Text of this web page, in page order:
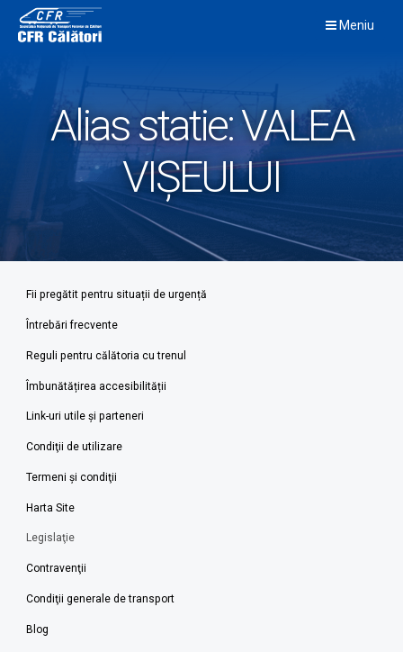
content
Meniu
Alias statie:VALEA
VIȘEULUI
Fii pregătit pentru situații de urgență
Întrebări frecvente
Reguli pentru călătoria cu trenul
Îmbunătățirea accesibilității
Link-uri utile şi parteneri
Condiţii de utilizare
Termeni şi condiţii
Harta Site
Legislaţie
Contravenţii
Condiţii generale de transport
Blog